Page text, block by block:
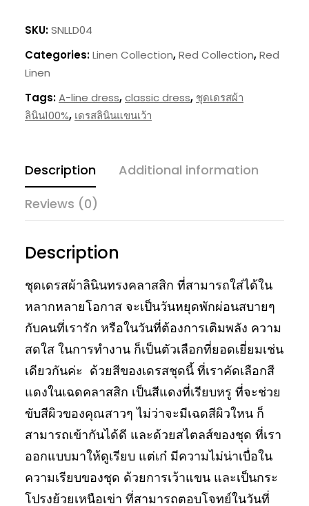
Dress
quantity
SKU:SNLLD04
Categories:Linen Collection,Red Collection,Red
Linen
Tags:A-line dress,classic dress, ชุดเดรสผ้า
ลินิน100%, เดรสลินินแขนเว้า
Description
Additional information
Reviews (0)
Description
ชุดเดรสผ้าลินินทรงคลาสสิก ที่สามารถใส่ได้ใน
หลากหลายโอกาส จะเป็นวันหยุดพักผ่อนสบายๆ
กับคนที่เรารัก หรือในวันที่ต้องการเติมพลัง ความ
สดใส ในการทำงาน ก็เป็นตัวเลือกที่ยอดเยี่ยมเช่น
เดียวกันค่ะ ด้วยสีของเดรสชุดนี้ ที่เราคัดเลือกสี
แดงในเฉดคลาสสิก เป็นสีแดงที่เรียบหรู ที่จะช่วย
ขับสีผิวของคุณสาวๆ ไม่ว่าจะมีเฉดสีผิวใหน ก็
สามารถเข้ากันได้ดี และด้วยสไตลส์ของชุด ที่เรา
ออกแบบมาให้ดูเรียบ แต่เก๋ มีความไม่น่าเบื่อใน
ความเรียบของชุด ด้วยการเว้าแขน และเป็นกระ
โปรงย้วยเหนือเข่า ที่สามารถตอบโจทย์ในวันที่